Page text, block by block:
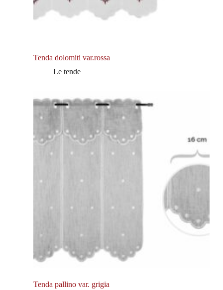
Tenda dolomiti var.rossa
Le tende
Tenda pallino var. grigia